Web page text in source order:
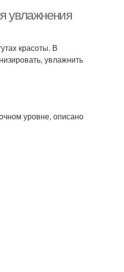
увлажнения
красоты. В
увлажнить
уровне, описано